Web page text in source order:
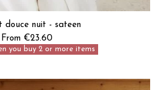
douce nuit - sateen
From €23.60
you buy 2 or more items